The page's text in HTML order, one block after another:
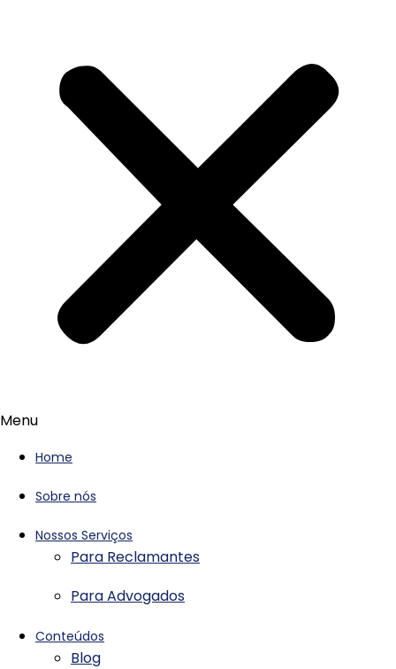
Menu
Home
Sobre nós
Nossos Serviços
Para Reclamantes
Para Advogados
Conteúdos
Blog